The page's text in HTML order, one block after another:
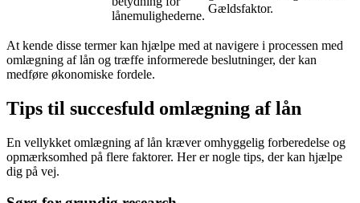
lånemulighederne.
Gældsfaktor.
At kende disse termer kan hjælpe med at navigere i processen med
omlægning af lån og træffe informerede beslutninger, der kan
medføre økonomiske fordele.
Tips til succesfuld omlægning af lån
En vellykket omlægning af lån kræver omhyggelig forberedelse og
opmærksomhed på flere faktorer. Her er nogle tips, der kan hjælpe
dig på vej.